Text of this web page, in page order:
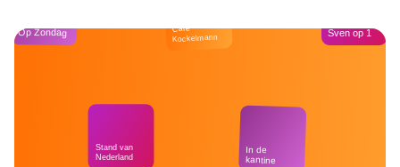
Op Zondag
Stand van
Nederland
Café
Kockelmann
In de
kantine
Sven op 1